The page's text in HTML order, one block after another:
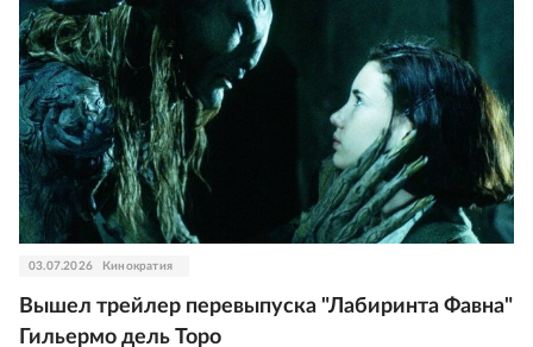
03.07.2026 Кинократия
Вышел трейлер перевыпуска "Лабиринта Фавна"
Гильермо дель Торо